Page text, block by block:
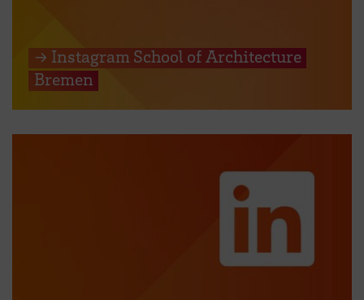
→ Instagram School of Architecture
Bremen